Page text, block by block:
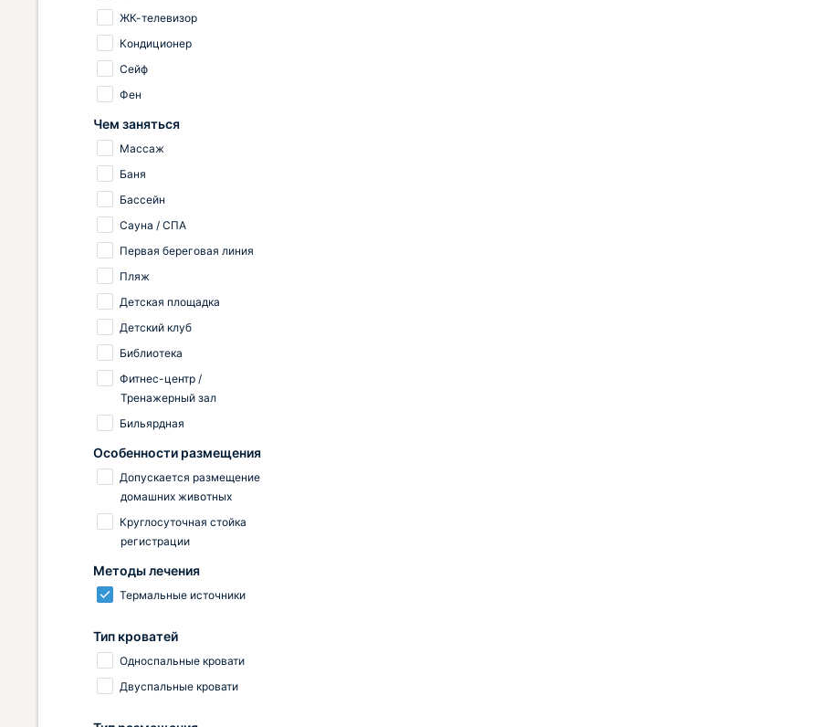
ЖК-телевизор
Кондиционер
Сейф
Фен
Чем заняться
Массаж
Баня
Бассейн
Сауна / СПА
Первая береговая линия
Пляж
Детская площадка
Детский клуб
Библиотека
Фитнес-центр /
Тренажерный зал
Бильярдная
Особенности размещения
Допускается размещение
домашних животных
Круглосуточная стойка
регистрации
Методы лечения
Термальные источники
Тип кроватей
Односпальные кровати
Двуспальные кровати